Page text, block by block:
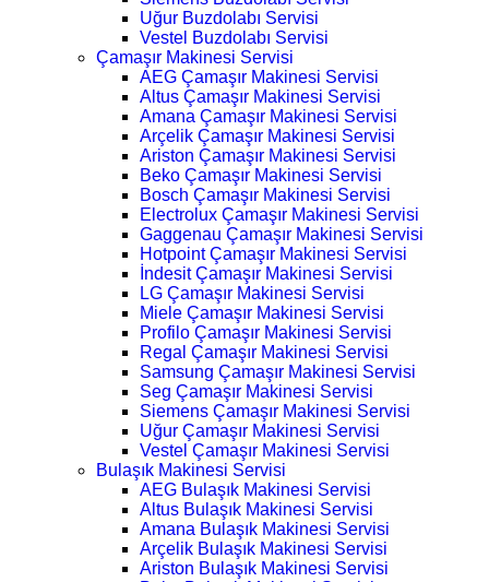
Uğur Buzdolabı Servisi
Vestel Buzdolabı Servisi
Çamaşır Makinesi Servisi
AEG Çamaşır Makinesi Servisi
Altus Çamaşır Makinesi Servisi
Amana Çamaşır Makinesi Servisi
Arçelik Çamaşır Makinesi Servisi
Ariston Çamaşır Makinesi Servisi
Beko Çamaşır Makinesi Servisi
Bosch Çamaşır Makinesi Servisi
Electrolux Çamaşır Makinesi Servisi
Gaggenau Çamaşır Makinesi Servisi
Hotpoint Çamaşır Makinesi Servisi
İndesit Çamaşır Makinesi Servisi
LG Çamaşır Makinesi Servisi
Miele Çamaşır Makinesi Servisi
Profilo Çamaşır Makinesi Servisi
Regal Çamaşır Makinesi Servisi
Samsung Çamaşır Makinesi Servisi
Seg Çamaşır Makinesi Servisi
Siemens Çamaşır Makinesi Servisi
Uğur Çamaşır Makinesi Servisi
Vestel Çamaşır Makinesi Servisi
Bulaşık Makinesi Servisi
AEG Bulaşık Makinesi Servisi
Altus Bulaşık Makinesi Servisi
Amana Bulaşık Makinesi Servisi
Arçelik Bulaşık Makinesi Servisi
Ariston Bulaşık Makinesi Servisi